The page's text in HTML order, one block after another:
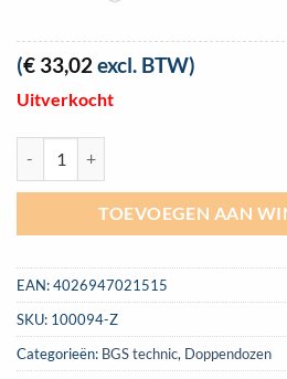
(€ 33,02 excl. BTW)
Uitverkocht
TOEVOEGEN AAN
EAN:4026947021515
SKU: 100094-Z
Categorieën: BGS technic, Doppendozen